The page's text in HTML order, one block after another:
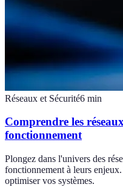
Réseaux et Sécurité6 min
Comprendre les
fonctionnement
Plongez dans l'univers des
fonctionnement à leurs
optimiser vos systèmes.